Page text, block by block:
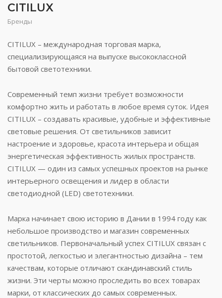
CITILUX
Бренды
CITILUX – международная торговая марка,
специализирующаяся на выпуске высококлассной
бытовой светотехники.
Современный темп жизни требует возможности
комфортно жить и работать в любое время суток. Идея
CITILUX – создавать красивые, удобные и эффективные
световые решения. От светильников зависит
настроение и здоровье, красота интерьера и общая
энергетическая эффективность жилых пространств.
CITILUX — один из самых успешных проектов на рынке
интерьерного освещения и лидер в области
светодиодной (LED) светотехники.
Марка начинает свою историю в Дании в 1994 году как
небольшое производство и магазин современных
светильников. Первоначальный успех CITILUX связан с
простотой, легкостью и элегантностью дизайна – тем
качествам, которые отличают скандинавский стиль
жизни. Эти черты можно проследить во всех товарах
марки, от классических до самых современных.